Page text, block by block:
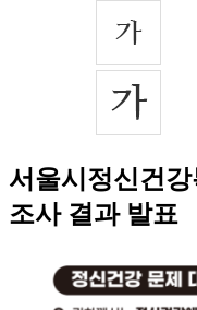
서울시정신건
조사 결과 발표